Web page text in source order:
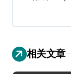
相关文章